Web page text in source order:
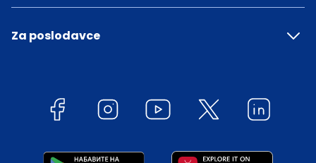
Za poslodavce